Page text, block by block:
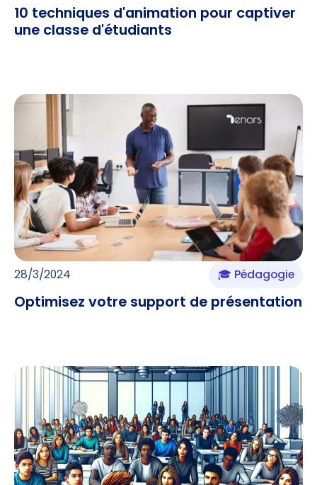
10 techniques d'animation pour captiver
une classe d'étudiants
28/3/2024 🎓 Pédagogie
Optimisez votre support de présentation